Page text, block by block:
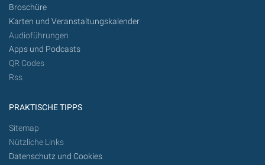
Broschüre
Karten und Veranstaltungskalender
Audioführungen
Apps und Podcasts
QR Codes
Rss
PRAKTISCHE TIPPS
Sitemap
Nützliche Links
Datenschutz und Cookies